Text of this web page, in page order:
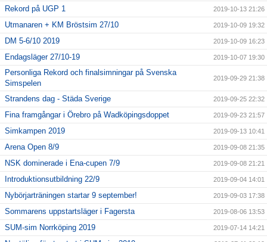
Rekord på UGP 1 2019-10-13 21:26
Utmanaren + KM Bröstsim 27/10 2019-10-09 19:32
DM 5-6/10 2019 2019-10-09 16:23
Endagsläger 27/10-19 2019-10-07 19:30
Personliga Rekord och finalsimningar på Svenska
Simspelen
2019-09-29 21:38
Strandens dag - Städa Sverige 2019-09-25 22:32
Fina framgångar i Örebro på Wadköpingsdoppet 2019-09-23 21:57
Simkampen 2019 2019-09-13 10:41
Arena Open 8/9 2019-09-08 21:35
NSK dominerade i Ena-cupen 7/9 2019-09-08 21:21
Introduktionsutbildning 22/9 2019-09-04 14:01
Nybörjarträningen startar 9 september! 2019-09-03 17:38
Sommarens uppstartsläger i Fagersta 2019-08-06 13:53
SUM-sim Norrköping 2019 2019-07-14 14:21